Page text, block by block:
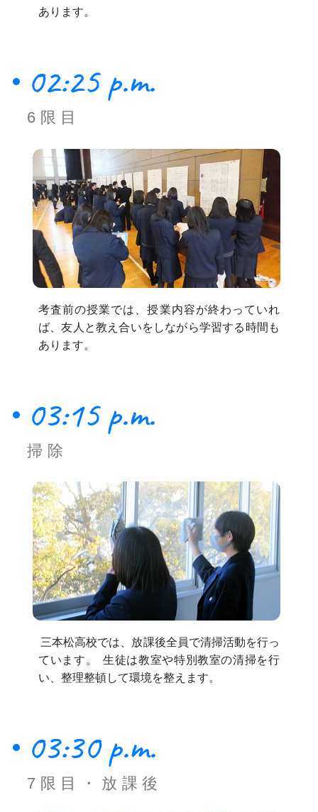
あります。
02:25 p.m.
6限目
考査前の授業では、授業内容が終わっていれ
ば、友人と教え合いをしながら学習する時間も
あります。
03:15 p.m.
掃除
三本松高校では、放課後全員で清掃活動を行っ
ています。
生徒は教室や特別教室の清掃を行
い、整理整頓して環境を整えます。
03:30 p.m.
7限目・放課後